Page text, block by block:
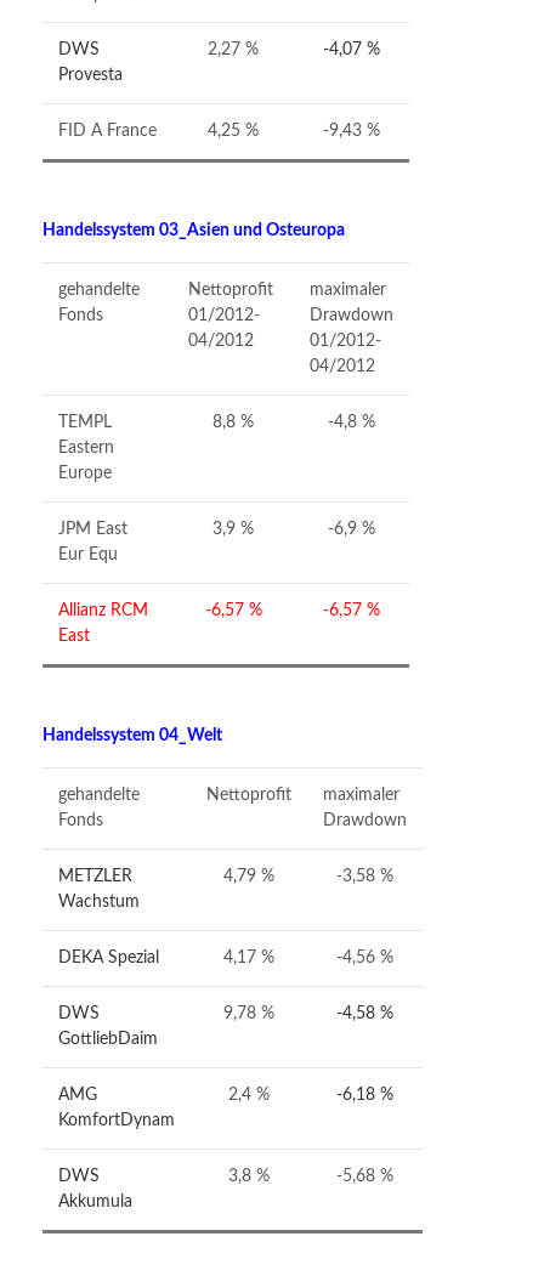
DWS
Provesta
2,27 % -4,07 %
FID A France 4,25 % -9,43 %
Handelssystem 03_Asien und Osteuropa
gehandelte
Fonds
Nettoprofit
01/2012-
04/2012
maximaler
Drawdown
01/2012-
04/2012
TEMPL
Eastern
Europe
8,8 % -4,8 %
JPM East
Eur Equ
3,9 % -6,9 %
Allianz RCM
East
-6,57 % -6,57 %
Handelssystem 04_Welt
gehandelte
Fonds
Nettoprofit
maximaler
Drawdown
METZLER
Wachstum
4,79 % -3,58 %
DEKA Spezial 4,17 % -4,56 %
DWS
GottliebDaim
9,78 % -4,58 %
AMG
KomfortDynam
2,4 % -6,18 %
DWS
Akkumula
3,8 % -5,68 %